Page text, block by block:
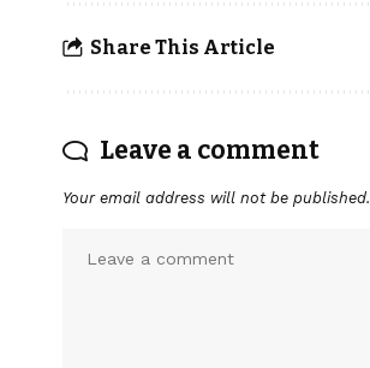
Share This Article
Leave a comment
Your email address will not be published.